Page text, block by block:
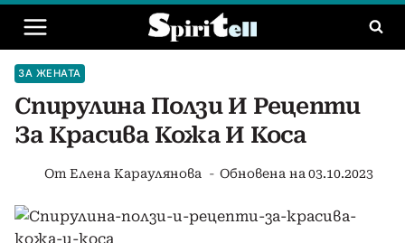
Към
съдържанието
ЗА ЖЕНАТА
Спирулина Ползи И Рецепти
За Красива Кожа И Коса
От Елена Караулянова Обновена на 03.10.2023